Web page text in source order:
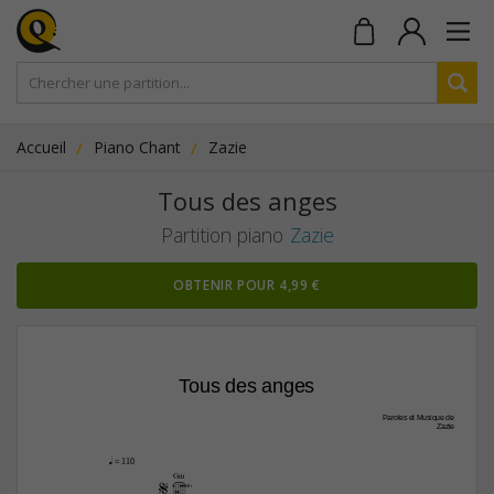
Accueil Piano Chant Zazie
Tous des anges
Partition piano Zazie
OBTENIR POUR 4,99 €
Tous des anges
Paroles et Musique de
Zazie
3fr
Gm
q = 110